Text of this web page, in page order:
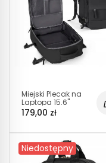
Miejski Plecak na
Laptopa 15.6"
Bagaż Podręczny
z USB Czarny T102
179,00 zł
Niedostępny